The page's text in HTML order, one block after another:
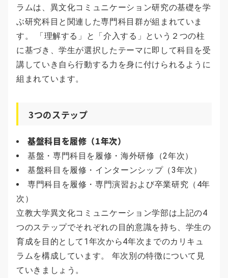
ラムは、異文化コミュニケーション研究の基礎を学
ぶ研究科目と関連した専門科目群が組まれていま
す。 「理解する」と「介入する」という２つの柱
に基づき、学生が選択したテーマに即して科目を受
講していき自ら行動する力を身に付けられるように
組まれています。
3つのステップ
基盤科目を履修（1年次）
基盤・専門科目を履修・海外研修（2年次）
基盤科目を履修・インターンシップ（3年次）
専門科目を履修・専門演習および卒業研究（4年
次）
立教大学異文化コミュニケーション学部は上記の4
つのステップでそれぞれの目的意識を持ち、学生の
育成を目的として1年次から4年次までのカリキュ
ラムを構成しています。 年次別の特徴について見
ていきましょう。